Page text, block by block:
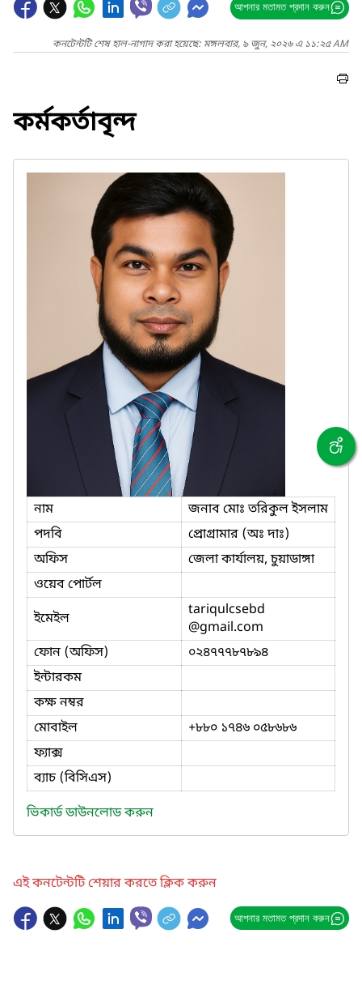
আপনার মতামত প্রদান করুন
কনটেন্টটি শেষ হাল-নাগাদ করা হয়েছে: মঙ্গলবার, ৯ জুন, ২০২৬ এ ১১:২৫ AM
কর্মকর্তাবৃন্দ
নাম
জনাব মোঃ তরিকুল ইসলাম
পদবি
প্রোগ্রামার (অঃ দাঃ)
অফিস
জেলা কার্যালয়, চুয়াডাঙ্গা
ওয়েব পোর্টল
ইমেইল
tariqulcsebd
@gmail.com
ফোন (অফিস)
০২৪৭৭৭৮৭৮৯৪
ইন্টারকম
কক্ষ নম্বর
মোবাইল
+৮৮০ ১৭৪৬ ০৫৮৬৮৬
ফ্যাক্স
ব্যাচ (বিসিএস)
ভিকার্ড ডাউনলোড করুন
এই কনটেন্টটি শেয়ার করতে ক্লিক করুন
আপনার মতামত প্রদান করুন